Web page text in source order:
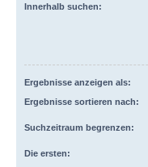
Innerhalb suchen:
Ergebnisse anzeigen als:
Ergebnisse sortieren nach:
Suchzeitraum begrenzen:
Die ersten: